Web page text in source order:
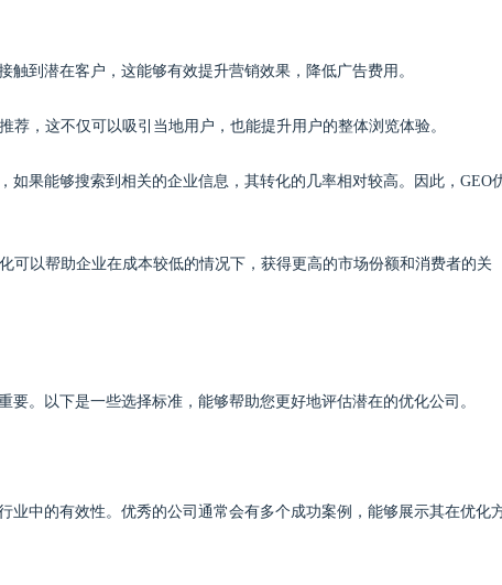
到潜在客户，这能够有效提升营销效果，降低广告费用。
，这不仅可以吸引当地用户，也能提升用户的整体浏览体验。
如果能够搜索到相关的企业信息，其转化的几率相对较高。因此，GEO
可以帮助企业在成本较低的情况下，获得更高的市场份额和消费者的关
。以下是一些选择标准，能够帮助您更好地评估潜在的优化公司。
业中的有效性。优秀的公司通常会有多个成功案例，能够展示其在优化